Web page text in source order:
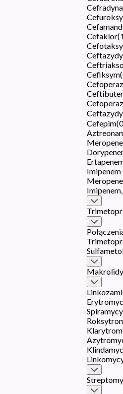
Cefradyna
Cefaklor(1
Cefiksym(
Cefepim(0
Makrolidy